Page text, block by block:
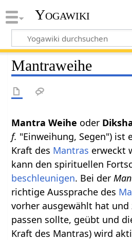
Yogawiki
Mantraweihe
Mantra Weihe oder
f. "Einweihung, Segen") ist
Kraft des Mantras erweckt
kann den spirituellen
beschleunigen. Bei der
richtige Aussprache des
vorher ausgewählt hat
passen sollte, geübt und
Kraft des Mantras) wird